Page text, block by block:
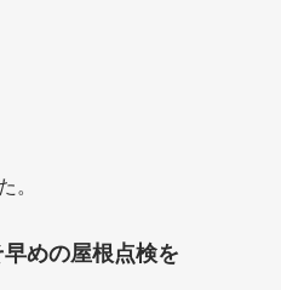
。
めの屋根点検を